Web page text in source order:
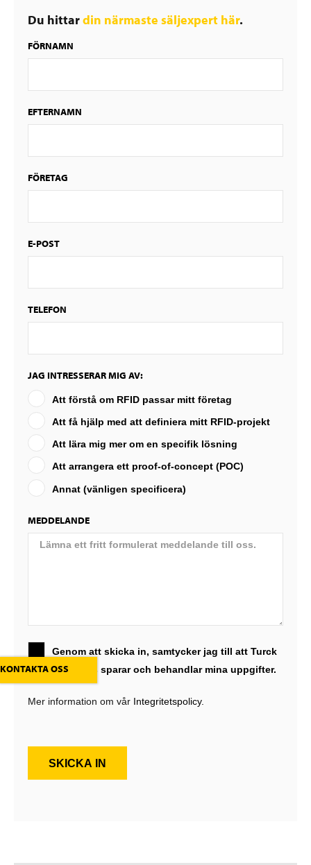
KONTAKTA OSS
Du hittardin närmaste säljexpert här.
FÖRNAMN
EFTERNAMN
FÖRETAG
E-POST
TELEFON
JAG INTRESSERAR MIG AV:
Att förstå om RFID passar mitt företag
Att få hjälp med att definiera mitt RFID-projekt
Att lära mig mer om en specifik lösning
Att arrangera ett proof-of-concept (POC)
Annat (vänligen specificera)
MEDDELANDE
Genom att skicka in, samtycker jag till att Turck
Vilant Systems sparar och behandlar mina uppgifter.
Mer information om vår Integritetspolicy.
SKICKA IN